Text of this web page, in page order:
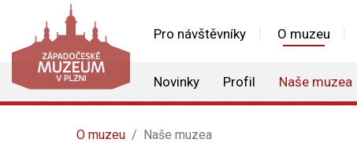
Pro návštěvníky O muzeu
Novinky Profil Naše muzea
O muzeu Naše muzea